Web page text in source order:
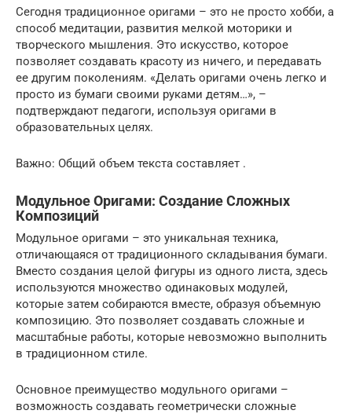
Сегодня традиционное оригами – это не просто хобби, а
способ медитации, развития мелкой моторики и
творческого мышления. Это искусство, которое
позволяет создавать красоту из ничего, и передавать
ее другим поколениям. «Делать оригами очень легко и
просто из бумаги своими руками детям…», –
подтверждают педагоги, используя оригами в
образовательных целях.
Важно: Общий объем текста составляет .
Модульное Оригами: Создание Сложных
Композиций
Модульное оригами – это уникальная техника,
отличающаяся от традиционного складывания бумаги.
Вместо создания целой фигуры из одного листа, здесь
используются множество одинаковых модулей,
которые затем собираются вместе, образуя объемную
композицию. Это позволяет создавать сложные и
масштабные работы, которые невозможно выполнить
в традиционном стиле.
Основное преимущество модульного оригами –
возможность создавать геометрически сложные